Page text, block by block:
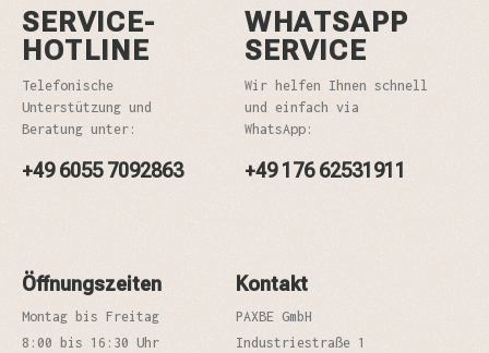
SERVICE-
HOTLINE
Telefonische
Unterstützung und
Beratung unter:
+49 6055 7092863
WHATSAPP
SERVICE
Wir helfen Ihnen schnell
und einfach via
WhatsApp:
+49 176 62531911
Öffnungszeiten
Montag bis Freitag
8:00 bis 16:30 Uhr
Kontakt
PAXBE GmbH
Industriestraße 1